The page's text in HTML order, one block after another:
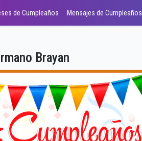
de Cumpleaños Mensajes de Cumpleaños
Brayan